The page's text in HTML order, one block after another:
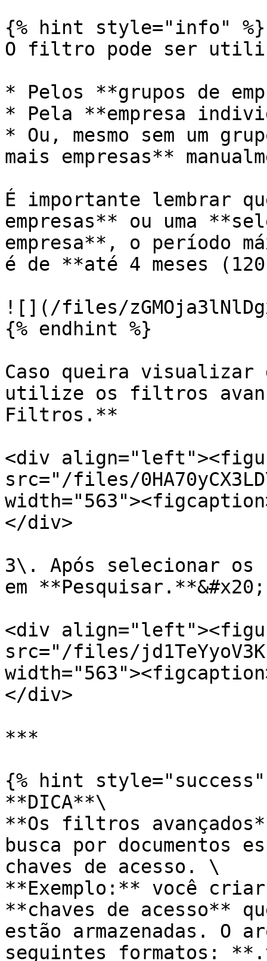
{% hint style="info" %}
O filtro pode ser
* Pelos **grupos de
* Pela **empresa
* Ou, mesmo sem um
mais empresas**
É importante lembrar
empresas** ou uma
empresa**, o período
é de **até 4 meses
![](/files/
{% endhint %}
Caso queira visualizar
utilize os filtros
Filtros.**
<div
src="/files/
</div>
3\. Após selecionar
em **Pesquisar.**&#x20;
<div
src="/files/
</div>
***
{% hint style="success"
**DICA**\
**Os filtros
busca por
chaves de acesso. \
**Exemplo:** você
**chaves de acesso**
estão armazenadas. O
seguintes formatos: